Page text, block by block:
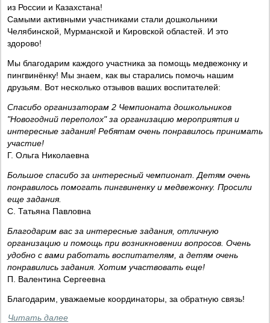
из России и Казахстана!
Самыми активными участниками стали дошкольники
Челябинской, Мурманской и Кировской областей. И это
здорово!
Мы благодарим каждого участника за помощь медвежонку и
пингвинёнку! Мы знаем, как вы старались помочь нашим
друзьям. Вот несколько отзывов ваших воспитателей:
Спасибо организаторам 2 Чемпионата дошкольников
"Новогодний переполох" за организацию мероприятия и
интересные задания! Ребятам очень понравилось принимать
участие!
Г. Ольга Николаевна
Большое спасибо за интересный чемпионат. Детям очень
понравилось помогать пингвиненку и медвежонку. Просили
еще задания.
С. Татьяна Павловна
Благодарим вас за интересные задания, отличную
организацию и помощь при возникновении вопросов. Очень
удобно с вами работать воспитателям, а детям очень
понравились задания. Хотим участвовать еще!
П. Валентина Сергеевна
Благодарим, уважаемые координаторы, за обратную связь!
Читать далее